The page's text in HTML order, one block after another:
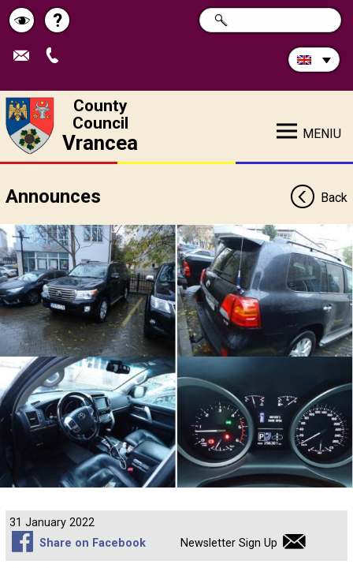
Schimbă
contrastul
Help
?
Search
in
SEARCH
County
Council
Vrancea MENIU
Announces Back
31 January 2022
Share on Facebook
Newsletter Sign Up